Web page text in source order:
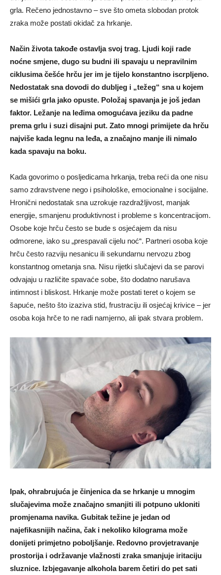
grla. Rečeno jednostavno – sve što ometa slobodan protok
zraka može postati okidač za hrkanje.
Način života takođe ostavlja svoj trag. Ljudi koji rade
noćne smjene, dugo su budni ili spavaju u nepravilnim
ciklusima češće hrču jer im je tijelo konstantno iscrpljeno.
Nedostatak sna dovodi do dubljeg i „težeg“ sna u kojem
se mišići grla jako opuste. Položaj spavanja je još jedan
faktor. Ležanje na leđima omogućava jeziku da padne
prema grlu i suzi disajni put. Zato mnogi primijete da hrču
najviše kada legnu na leđa, a značajno manje ili nimalo
kada spavaju na boku.
Kada govorimo o posljedicama hrkanja, treba reći da one nisu
samo zdravstvene nego i psihološke, emocionalne i socijalne.
Hronični nedostatak sna uzrokuje razdražljivost, manjak
energije, smanjenu produktivnost i probleme s koncentracijom.
Osobe koje hrču često se bude s osjećajem da nisu
odmorene, iako su „prespavali cijelu noć“. Partneri osoba koje
hrču često razviju nesanicu ili sekundarnu nervozu zbog
konstantnog ometanja sna. Nisu rijetki slučajevi da se parovi
odvajaju u različite spavaće sobe, što dodatno narušava
intimnost i bliskost. Hrkanje može postati teret o kojem se
šapuće, nešto što izaziva stid, frustraciju ili osjećaj krivice – jer
osoba koja hrče to ne radi namjerno, ali ipak stvara problem.
Ipak, ohrabrujuća je činjenica da se hrkanje u mnogim
slučajevima može značajno smanjiti ili potpuno ukloniti
promjenama navika. Gubitak težine je jedan od
najefikasnijih načina, čak i nekoliko kilograma može
donijeti primjetno poboljšanje. Redovno provjetravanje
prostorija i održavanje vlažnosti zraka smanjuje iritaciju
sluznice. Izbjegavanje alkohola barem četiri do pet sati